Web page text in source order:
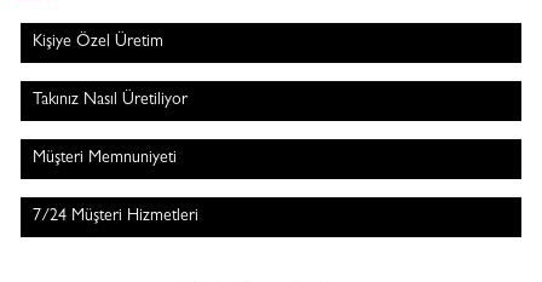
Kişiye Özel Üretim
Takınız Nasıl Üretiliyor
Müşteri Memnuniyeti
7/24 Müşteri Hizmetleri